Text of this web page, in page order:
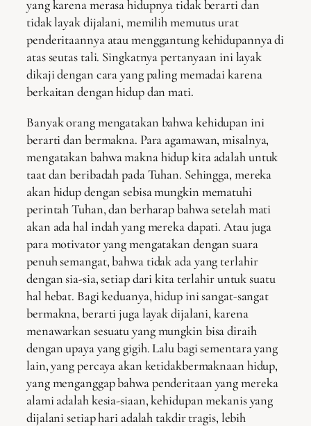
yang karena merasa hidupnya tidak berarti dan
tidak layak dijalani, memilih memutus urat
penderitaannya atau menggantung kehidupannya di
atas seutas tali. Singkatnya pertanyaan ini layak
dikaji dengan cara yang paling memadai karena
berkaitan dengan hidup dan mati.
Banyak orang mengatakan bahwa kehidupan ini
berarti dan bermakna. Para agamawan, misalnya,
mengatakan bahwa makna hidup kita adalah untuk
taat dan beribadah pada Tuhan. Sehingga, mereka
akan hidup dengan sebisa mungkin mematuhi
perintah Tuhan, dan berharap bahwa setelah mati
akan ada hal indah yang mereka dapati. Atau juga
para motivator yang mengatakan dengan suara
penuh semangat, bahwa tidak ada yang terlahir
dengan sia-sia, setiap dari kita terlahir untuk suatu
hal hebat. Bagi keduanya, hidup ini sangat-sangat
bermakna, berarti juga layak dijalani, karena
menawarkan sesuatu yang mungkin bisa diraih
dengan upaya yang gigih. Lalu bagi sementara yang
lain, yang percaya akan ketidakbermaknaan hidup,
yang menganggap bahwa penderitaan yang mereka
alami adalah kesia-siaan, kehidupan mekanis yang
dijalani setiap hari adalah takdir tragis, lebih